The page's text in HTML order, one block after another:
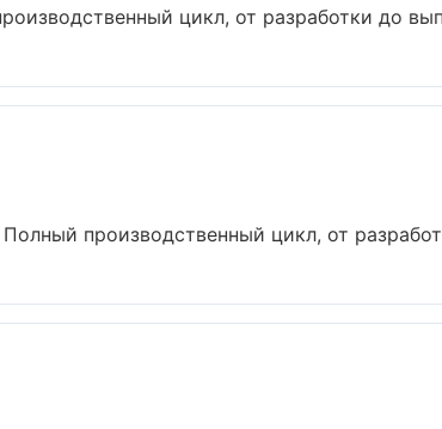
цикл, от разработки до
производственный цикл, от